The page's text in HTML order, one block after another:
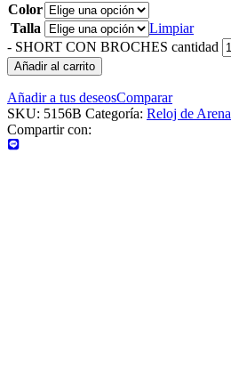
Color
Talla
Limpiar
- SHORT CON BROCHES cantidad
Añadir al carrito
Añadir a tus deseosComparar
SKU: 5156B Categoría: Reloj de Arena
Compartir con: